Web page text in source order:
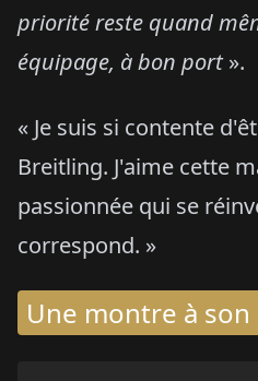
priorité reste quand
équipage, à bon port».
« Je suis si contente
Breitling. J'aime cette
passionnée qui se
correspond. »
Une montre à